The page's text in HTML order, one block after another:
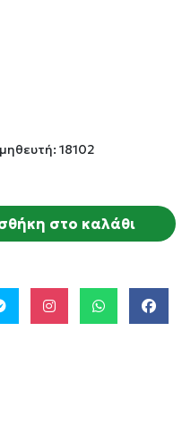
18102
στο καλάθι